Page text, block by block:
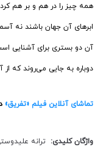
همه چیز را در هم و بر هم
ابرهای آن جهان باشند نه
آن دو بستری برای آشنایی
دوباره به جایی می‌روند که از
تماشای آنلاین فیلم «تفریق»
واژگان کلیدی: ترانه